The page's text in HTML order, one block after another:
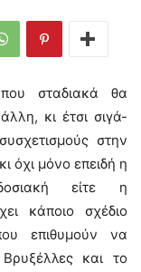
σταδιακά θα
κι έτσι σιγά-
στην
όχι μόνο επειδή η
είτε η
κάποιο σχέδιο
επιθυμούν να
και το